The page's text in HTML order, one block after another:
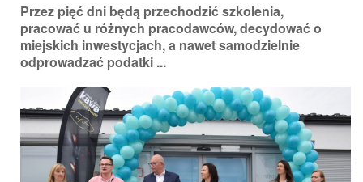
Przez pięć dni będą przechodzić szkolenia,
pracować u różnych pracodawców, decydować o
miejskich inwestycjach, a nawet samodzielnie
odprowadzać podatki ...